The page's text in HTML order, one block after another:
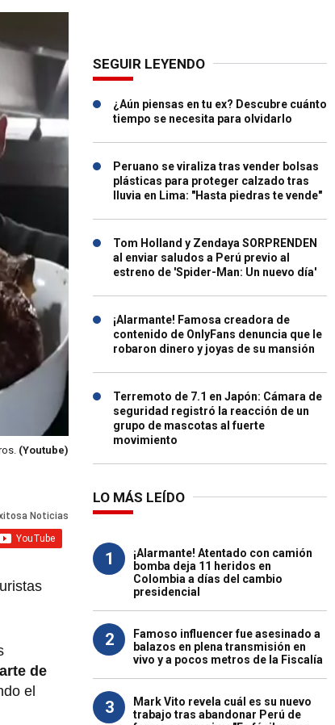
(Youtube)
de
el
SEGUIR LEYENDO
¿Aún piensas en tu ex? Descubre cuánto
tiempo se necesita para olvidarlo
Peruano se viraliza tras vender bolsas
plásticas para proteger calzado tras
lluvia en Lima: "Hasta piedras te vende"
Tom Holland y Zendaya SORPRENDEN
al enviar saludos a Perú previo al
estreno de 'Spider-Man: Un nuevo día'
¡Alarmante! Famosa creadora de
contenido de OnlyFans denuncia que le
robaron dinero y joyas de su mansión
Terremoto de 7.1 en Japón: Cámara de
seguridad registró la reacción de un
grupo de mascotas al fuerte
movimiento
LO MÁS LEÍDO
1
¡Alarmante! Atentado con camión
bomba deja 11 heridos en
Colombia a días del cambio
presidencial
2
Famoso influencer fue asesinado a
balazos en plena transmisión en
vivo y a pocos metros de la Fiscalía
3
Mark Vito revela cuál es su nuevo
trabajo tras abandonar Perú de